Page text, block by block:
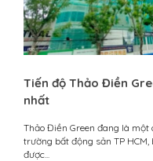
Tiến độ Thảo Điền
nhất
Thảo Điền Green đang là một
trường bất động sản TP
được...